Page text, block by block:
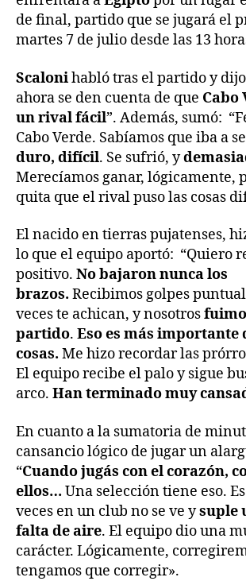
de final, partido que se jugará el
martes 7 de julio desde las 13
Scalonihabló tras el partido y
ahora se den cuenta de que Cabo
un rival fácil”. Además, sumó:
Cabo Verde. Sabíamos que iba a
duro, difícil. Se sufrió, y
Merecíamos ganar, lógicamente,
quita que el rival puso las cosas
El nacido en tierras pujatenses,
lo que el equipo aportó: “Quiero
positivo. No bajaron nunca los
brazos. Recibimos golpes
veces te achican, y nosotros
partido. Eso es más importante
cosas. Me hizo recordar las
El equipo recibe el palo y sigue
arco. Han terminado muy
En cuanto a la sumatoria de
cansancio lógico de jugar un
“Cuando jugás con el corazón,
ellos…Una selección tiene eso.
veces en un club no se ve ysuple
falta de aire. El equipo dio una
carácter. Lógicamente,
tengamos que corregir».